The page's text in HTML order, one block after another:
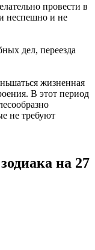
провести в
неспешно и не
дел, переезда
жизненная
В этот период
не требуют
на 27